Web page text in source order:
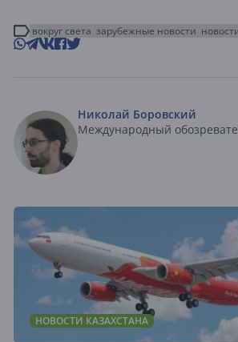
вокруг света зарубежные новости
Николай Боровский
Международный
НОВОСТИ КАЗАХСТАНА